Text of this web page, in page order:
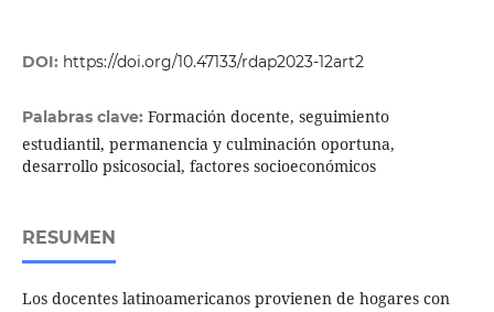
DOI: https://doi.org/10.47133/rdap2023-12art2
Palabras clave: Formación docente, seguimiento
estudiantil, permanencia y culminación oportuna,
desarrollo psicosocial, factores socioeconómicos
RESUMEN
Los docentes latinoamericanos provienen de hogares con